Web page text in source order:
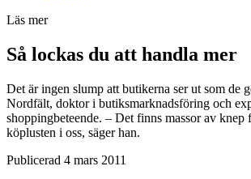
Läs mer
Så lockas du att handla mer
Det är ingen slump att butikerna ser ut som de
Nordfält, doktor i butiksmarknadsföring och
shoppingbeteende. – Det finns massor av knep
köplusten i oss, säger han.
Publicerad 4 mars 2011